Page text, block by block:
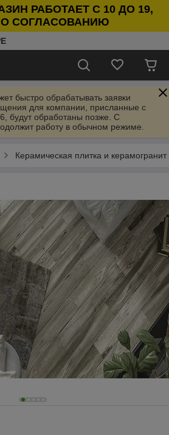
РАБОТАЕТ С 10 ДО 19,
СОГЛАСОВАНИЮ
быстро обрабатывать заявки
для компании, присланные с
будут обработаны позже. С
работу в обычном режиме.
Керамическая плитка и